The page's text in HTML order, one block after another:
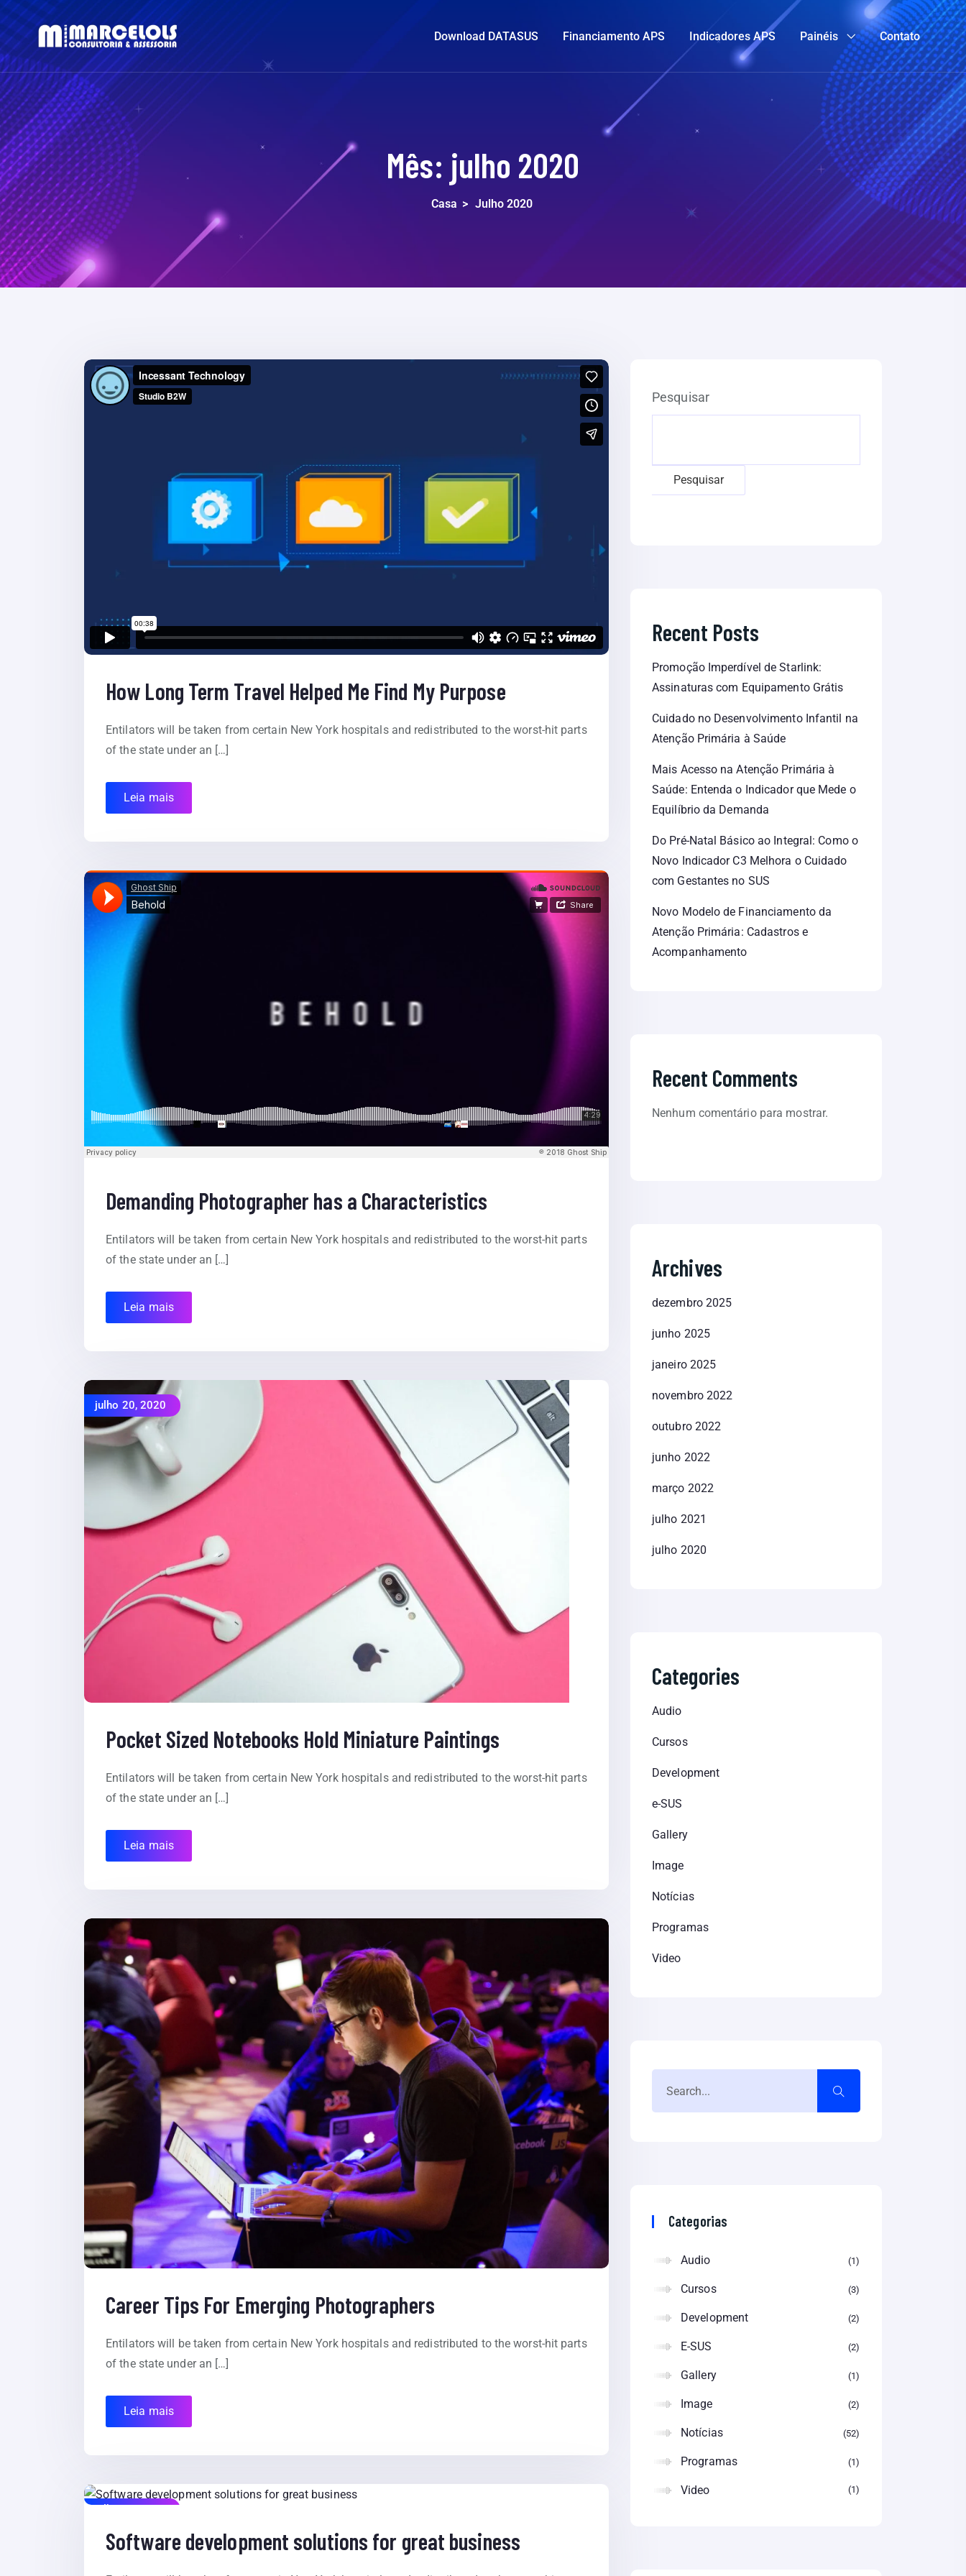
Download DATASUS Financiamento APS Indicadores APS Painéis Contato
Mês: julho 2020
Casa > Julho 2020
How Long Term Travel Helped Me Find My Purpose
Entilators will be taken from certain New York hospitals and redistributed to the worst-hit parts
of the state under an […]
Leia mais
Demanding Photographer has a Characteristics
Entilators will be taken from certain New York hospitals and redistributed to the worst-hit parts
of the state under an […]
Leia mais
julho 20, 2020
Pocket Sized Notebooks Hold Miniature Paintings
Entilators will be taken from certain New York hospitals and redistributed to the worst-hit parts
of the state under an […]
Leia mais
Career Tips For Emerging Photographers
Entilators will be taken from certain New York hospitals and redistributed to the worst-hit parts
of the state under an […]
Leia mais
julho 20, 2020
Software development solutions for great business
Pesquisar
Pesquisar
Recent Posts
Promoção Imperdível de Starlink:
Assinaturas com Equipamento Grátis
Cuidado no Desenvolvimento Infantil na
Atenção Primária à Saúde
Mais Acesso na Atenção Primária à
Saúde: Entenda o Indicador que Mede o
Equilíbrio da Demanda
Do Pré-Natal Básico ao Integral: Como o
Novo Indicador C3 Melhora o Cuidado
com Gestantes no SUS
Novo Modelo de Financiamento da
Atenção Primária: Cadastros e
Acompanhamento
Recent Comments
Nenhum comentário para mostrar.
Archives
dezembro 2025
junho 2025
janeiro 2025
novembro 2022
outubro 2022
junho 2022
março 2022
julho 2021
julho 2020
Categories
Audio
Cursos
Development
e-SUS
Gallery
Image
Notícias
Programas
Video
Categorias
Audio 1
Cursos 3
Development 2
E-SUS 2
Gallery 1
Image 2
Notícias 52
Programas 1
Video 1